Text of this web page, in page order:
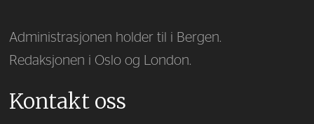
Administrasjonen holder til i Bergen.
Redaksjonen i Oslo og London.
Kontakt oss